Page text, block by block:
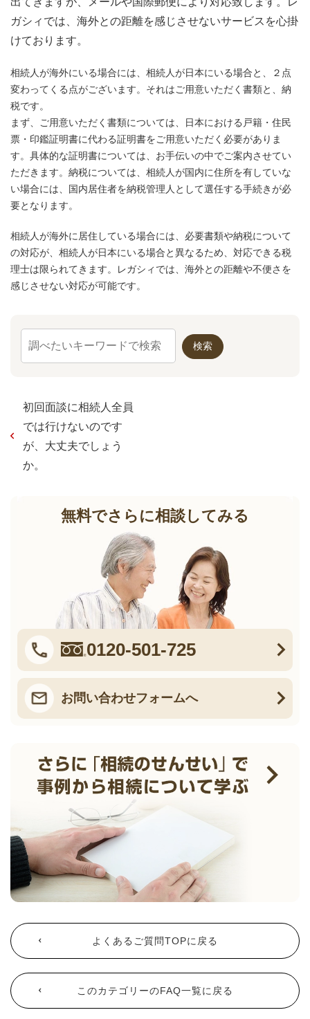
ガシィでは、海外との距離を感じさせないサービスを心掛
けております。
相続人が海外にいる場合には、相続人が日本にいる場合と、２点
変わってくる点がございます。それはご用意いただく書類と、納
税です。
まず、ご用意いただく書類については、日本における戸籍・住民
票・印鑑証明書に代わる証明書をご用意いただく必要がありま
す。具体的な証明書については、お手伝いの中でご案内させてい
ただきます。納税については、相続人が国内に住所を有していな
い場合には、国内居住者を納税管理人として選任する手続きが必
要となります。
相続人が海外に居住している場合には、必要書類や納税について
の対応が、相続人が日本にいる場合と異なるため、対応できる税
理士は限られてきます。レガシィでは、海外との距離や不便さを
感じさせない対応が可能です。
初回面談に相続人全員
では行けないのです
が、大丈夫でしょう
か。
無料でさらに相談してみる
0120-501-725
お問い合わせフォームへ
よくあるご質問TOPに戻る
このカテゴリーのFAQ一覧に戻る